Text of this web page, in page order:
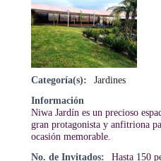
Categoría(s):
Jardines
Información
Niwa Jardín es un precioso
gran protagonista y anfitriona
ocasión memorable.
No. de Invitados:
Hasta 150